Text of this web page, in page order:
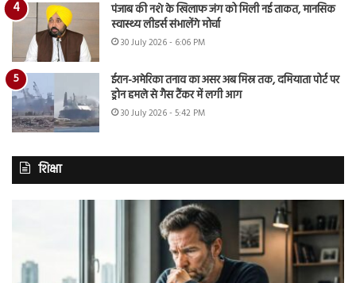
पंजाब की नशे के खिलाफ जंग को मिली नई ताकत, मानसिक
स्वास्थ्य लीडर्स संभालेंगे मोर्चा
30 July 2026 - 6:06 PM
ईरान-अमेरिका तनाव का असर अब मिस्र तक, दमियाता पोर्ट पर
ड्रोन हमले से गैस टैंकर में लगी आग
30 July 2026 - 5:42 PM
शिक्षा